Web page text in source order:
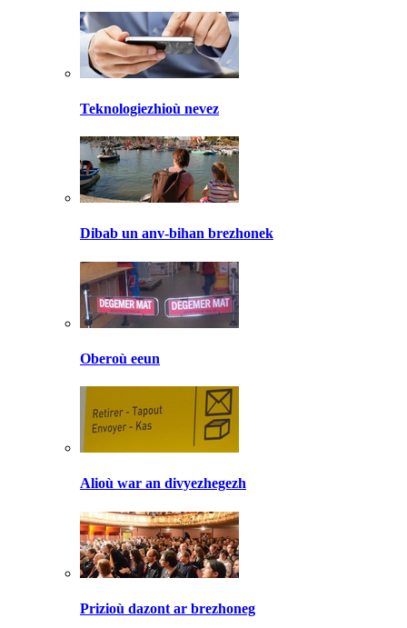
Teknologiezhioù nevez
Dibab un anv-bihan brezhonek
Oberoù eeun
Alioù war an divyezhegezh
Prizioù dazont ar brezhoneg